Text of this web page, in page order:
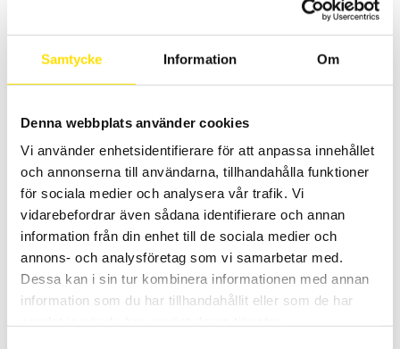
Samtycke Information Om
Denna webbplats använder cookies
Vi använder enhetsidentifierare för att anpassa innehållet
och annonserna till användarna, tillhandahålla funktioner
för sociala medier och analysera vår trafik. Vi
vidarebefordrar även sådana identifierare och annan
information från din enhet till de sociala medier och
annons- och analysföretag som vi samarbetar med.
Dessa kan i sin tur kombinera informationen med annan
information som du har tillhandahållit eller som de har
Mecmesin VectorPro Lite mjukvara
VectorPro™ Lite för mätvärdesinsamling från Mecmesin instrument
LÄS MER